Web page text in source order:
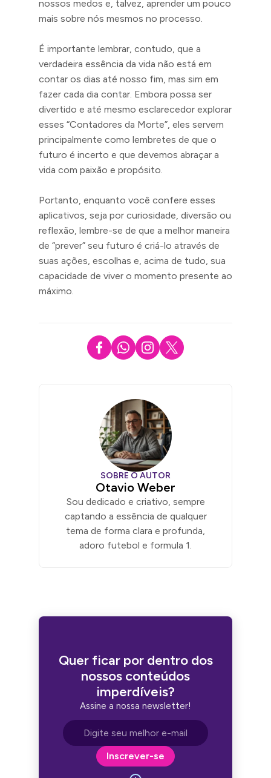
nossos medos e, talvez, aprender um pouco
mais sobre nós mesmos no processo.
É importante lembrar, contudo, que a
verdadeira essência da vida não está em
contar os dias até nosso fim, mas sim em
fazer cada dia contar. Embora possa ser
divertido e até mesmo esclarecedor explorar
esses “Contadores da Morte”, eles servem
principalmente como lembretes de que o
futuro é incerto e que devemos abraçar a
vida com paixão e propósito.
Portanto, enquanto você confere esses
aplicativos, seja por curiosidade, diversão ou
reflexão, lembre-se de que a melhor maneira
de “prever” seu futuro é criá-lo através de
suas ações, escolhas e, acima de tudo, sua
capacidade de viver o momento presente ao
máximo.
SOBRE O AUTOR
Otavio Weber
Sou dedicado e criativo, sempre
captando a essência de qualquer
tema de forma clara e profunda,
adoro futebol e formula 1.
Quer ficar por dentro dos
nossos conteúdos
imperdíveis?
Assine a nossa newsletter!
Endereço de e-mail
Inscrever-se